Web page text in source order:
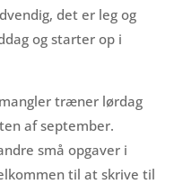
det er leg og
og starter op i
træner lørdag
af september.
små opgaver i
til at skrive til